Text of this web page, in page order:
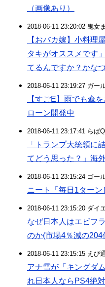
（画像あり）
2018-06-11 23:20:02 鬼女
【おバカ嫁】小料理
タキがオススメです
てるんですか？かな
2018-06-11 23:19:27 ガー
【すごE】雨でも傘
ローン開発中
2018-06-11 23:17:41 らばQ
「トランプ大統領に
てどう思った？」海
2018-06-11 23:15:24 ゴー
ニート「毎日1ター
2018-06-11 23:15:20 ダイ
なぜ日本人はエビフ
のか(市場4％減の204
2018-06-11 23:15:15 えび
アナ雪が「キングダ
れ日本人ならPS4絶